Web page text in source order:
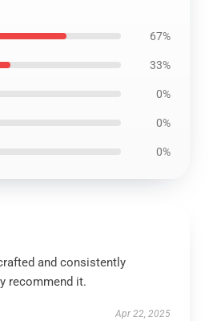
67%
33%
0%
0%
0%
and consistently
recommend it.
Apr 22, 2025